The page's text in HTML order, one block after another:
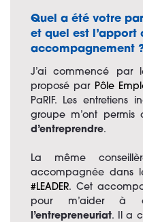
Quel a été votre
et quel est l’apport
accompagnement
J’ai commencé par
proposé par Pôle
PaRIF. Les entretiens
groupe m’ont
d’entreprendre.
La même
accompagnée dans
#LEADER. Cet
pour m’aider à
l’entrepreneuriat. Il a